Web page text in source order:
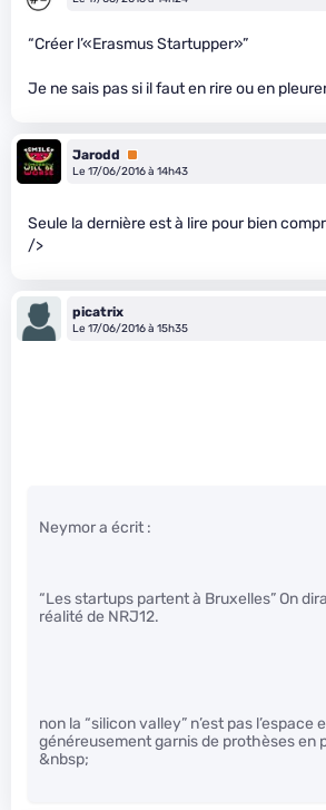
“Créer l’«Erasmus Startupper»”
Je ne sais pas si il faut en rire ou en
Jarodd
Premium
Le 17/06/2016 à 14h43
Seule la dernière est à lire pour bien
/>
picatrix
Le 17/06/2016 à 15h35
Neymor a écrit :
“Les startups partent à Bruxelles” On
réalité de NRJ12.
non la “silicon valley” n’est pas l’espace
généreusement garnis de prothèses en
&nbsp;